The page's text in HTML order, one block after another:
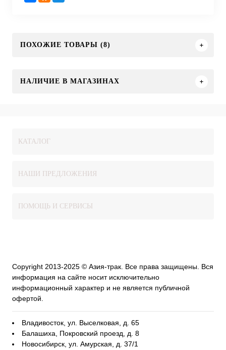
ПОХОЖИЕ ТОВАРЫ (8)
НАЛИЧИЕ В МАГАЗИНАХ
КАТАЛОГ
НАШИ ПРЕДЛОЖЕНИЯ
ПОМОЩЬ И СЕРВИСЫ
Copyright 2013-2025 © Азия-трак. Все права защищены. Вся
информация на сайте носит исключительно
информационный характер и не является публичной
офертой.
Владивосток, ул. Выселковая, д. 65
Балашиха, Покровский проезд, д. 8
Новосибирск, ул. Амурская, д. 37/1